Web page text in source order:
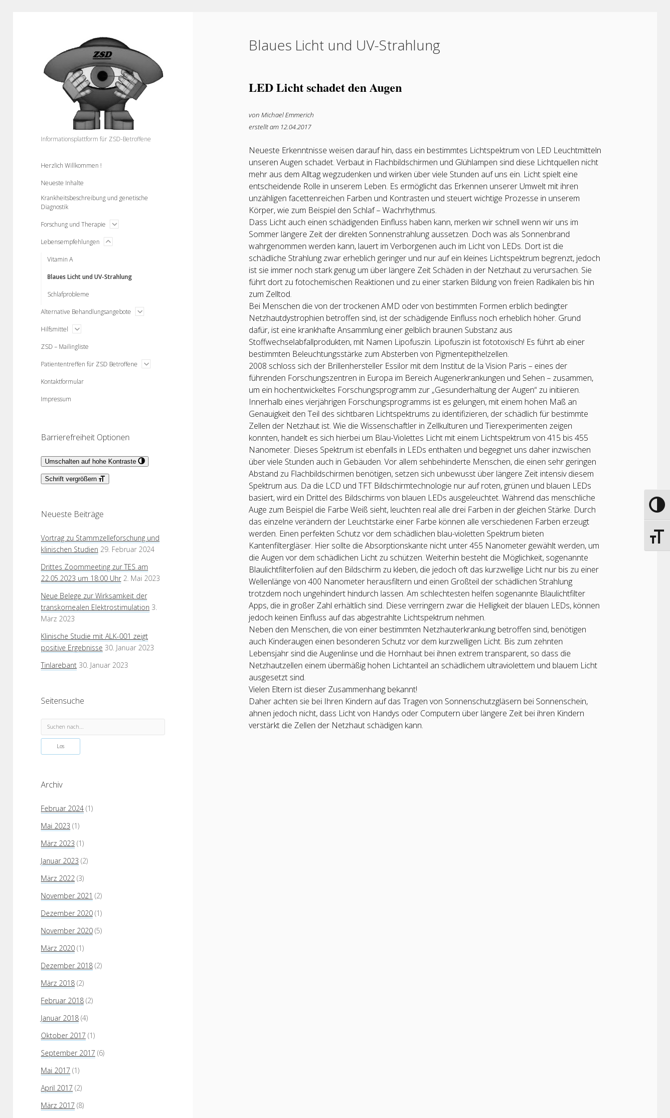
Informationsplattform
für
ZSD-
Betroffene
Informationsplattform für ZSD-Betroffene
Herzlich Willkommen !
Neueste Inhalte
Krankheitsbeschreibung und genetische
Diagnostik
Forschung und Therapie
open
Lebensempfehlungenopen
Vitamin A
Blaues Licht und UV-Strahlung
Schlafprobleme
Alternative Behandlungsangebote
open
Hilfsmittel
open
ZSD – Mailingliste
Patiententreffen für ZSD Betroffene
open
Kontaktformular
Impressum
Sidebar
Barrierefreiheit Optionen
Umschalten auf hohe Kontraste
Schrift vergrößern
Neueste Beiträge
Vortrag zu Stammzelleforschung und
klinischen Studien 29. Februar 2024
Drittes Zoommeeting zur TES am
22.05.2023 um 18:00 Uhr 2. Mai 2023
Neue Belege zur Wirksamkeit der
transkornealen Elektrostimulation 3.
März 2023
Klinische Studie mit ALK-001 zeigt
positive Ergebnisse 30. Januar 2023
Tinlarebant 30. Januar 2023
Seitensuche
Suchen
Archiv
Februar 2024 (1)
Mai 2023 (1)
März 2023 (1)
Januar 2023 (2)
März 2022 (3)
November 2021 (2)
Dezember 2020 (1)
November 2020 (5)
März 2020 (1)
Dezember 2018 (2)
März 2018 (2)
Februar 2018 (2)
Januar 2018 (4)
Oktober 2017 (1)
September 2017 (6)
Mai 2017 (1)
April 2017 (2)
März 2017 (8)
Blaues Licht und UV-Strahlung
LED Licht schadet den Augen
von Michael Emmerich
erstellt am 12.04.2017
Neueste Erkenntnisse weisen darauf hin, dass ein bestimmtes Lichtspektrum von LED Leuchtmitteln
unseren Augen schadet. Verbaut in Flachbildschirmen und Glühlampen sind diese Lichtquellen nicht
mehr aus dem Alltag wegzudenken und wirken über viele Stunden auf uns ein. Licht spielt eine
entscheidende Rolle in unserem Leben. Es ermöglicht das Erkennen unserer Umwelt mit ihren
unzähligen facettenreichen Farben und Kontrasten und steuert wichtige Prozesse in unserem
Körper, wie zum Beispiel den Schlaf – Wachrhythmus.
Dass Licht auch einen schädigenden Einfluss haben kann, merken wir schnell wenn wir uns im
Sommer längere Zeit der direkten Sonnenstrahlung aussetzen. Doch was als Sonnenbrand
wahrgenommen werden kann, lauert im Verborgenen auch im Licht von LEDs. Dort ist die
schädliche Strahlung zwar erheblich geringer und nur auf ein kleines Lichtspektrum begrenzt, jedoch
ist sie immer noch stark genug um über längere Zeit Schäden in der Netzhaut zu verursachen. Sie
führt dort zu fotochemischen Reaktionen und zu einer starken Bildung von freien Radikalen bis hin
zum Zelltod.
Bei Menschen die von der trockenen AMD oder von bestimmten Formen erblich bedingter
Netzhautdystrophien betroffen sind, ist der schädigende Einfluss noch erheblich höher. Grund
dafür, ist eine krankhafte Ansammlung einer gelblich braunen Substanz aus
Stoffwechselabfallprodukten, mit Namen Lipofuszin. Lipofuszin ist fototoxisch! Es führt ab einer
bestimmten Beleuchtungsstärke zum Absterben von Pigmentepithelzellen.
2008 schloss sich der Brillenhersteller Essilor mit dem Institut de la Vision Paris – eines der
führenden Forschungszentren in Europa im Bereich Augenerkrankungen und Sehen – zusammen,
um ein hochentwickeltes Forschungsprogramm zur „Gesunderhaltung der Augen“ zu initiieren.
Innerhalb eines vierjährigen Forschungsprogramms ist es gelungen, mit einem hohen Maß an
Genauigkeit den Teil des sichtbaren Lichtspektrums zu identifizieren, der schädlich für bestimmte
Zellen der Netzhaut ist. Wie die Wissenschaftler in Zellkulturen und Tierexperimenten zeigen
konnten, handelt es sich hierbei um Blau-Violettes Licht mit einem Lichtspektrum von 415 bis 455
Nanometer. Dieses Spektrum ist ebenfalls in LEDs enthalten und begegnet uns daher inzwischen
über viele Stunden auch in Gebäuden. Vor allem sehbehinderte Menschen, die einen sehr geringen
Abstand zu Flachbildschirmen benötigen, setzen sich unbewusst über längere Zeit intensiv diesem
Spektrum aus. Da die LCD und TFT Bildschirmtechnologie nur auf roten, grünen und blauen LEDs
basiert, wird ein Drittel des Bildschirms von blauen LEDs ausgeleuchtet. Während das menschliche
Auge zum Beispiel die Farbe Weiß sieht, leuchten real alle drei Farben in der gleichen Stärke. Durch
das einzelne verändern der Leuchtstärke einer Farbe können alle verschiedenen Farben erzeugt
werden. Einen perfekten Schutz vor dem schädlichen blau-violetten Spektrum bieten
Kantenfiltergläser. Hier sollte die Absorptionskante nicht unter 455 Nanometer gewählt werden, um
die Augen vor dem schädlichen Licht zu schützen. Weiterhin besteht die Möglichkeit, sogenannte
Blaulichtfilterfolien auf den Bildschirm zu kleben, die jedoch oft das kurzwellige Licht nur bis zu einer
Wellenlänge von 400 Nanometer herausfiltern und einen Großteil der schädlichen Strahlung
trotzdem noch ungehindert hindurch lassen. Am schlechtesten helfen sogenannte Blaulichtfilter
Apps, die in großer Zahl erhältlich sind. Diese verringern zwar die Helligkeit der blauen LEDs, können
jedoch keinen Einfluss auf das abgestrahlte Lichtspektrum nehmen.
Neben den Menschen, die von einer bestimmten Netzhauterkrankung betroffen sind, benötigen
auch Kinderaugen einen besonderen Schutz vor dem kurzwelligen Licht. Bis zum zehnten
Lebensjahr sind die Augenlinse und die Hornhaut bei ihnen extrem transparent, so dass die
Netzhautzellen einem übermäßig hohen Lichtanteil an schädlichem ultraviolettem und blauem Licht
ausgesetzt sind.
Vielen Eltern ist dieser Zusammenhang bekannt!
Daher achten sie bei Ihren Kindern auf das Tragen von Sonnenschutzgläsern bei Sonnenschein,
ahnen jedoch nicht, dass Licht von Handys oder Computern über längere Zeit bei ihren Kindern
verstärkt die Zellen der Netzhaut schädigen kann.